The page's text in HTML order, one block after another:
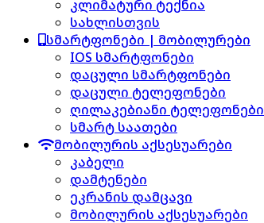
კლიმატური ტექნია
სახლისთვის
სმარტფონები | მობილურები
IOS სმარტფონები
დაცული სმარტფონები
დაცული ტელეფონები
ღილაკებიანი ტელეფონები
სმარტ საათები
მობილურის აქსესუარები
კაბელი
დამტენები
ეკრანის დამცავი
მობილურის აქსესუარები